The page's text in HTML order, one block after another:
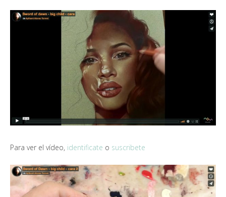
Para ver el vídeo, identificate o suscribete